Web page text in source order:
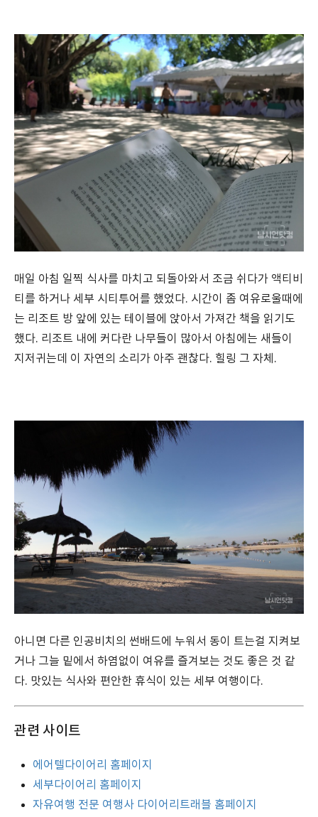
매일 아침 일찍 식사를 마치고 되돌아와서 조금 쉬다가 액티비
티를 하거나 세부 시티투어를 했었다. 시간이 좀 여유로울때에
는 리조트 방 앞에 있는 테이블에 앉아서 가져간 책을 읽기도
했다. 리조트 내에 커다란 나무들이 많아서 아침에는 새들이
지저귀는데 이 자연의 소리가 아주 괜찮다. 힐링 그 자체.
아니면 다른 인공비치의 썬배드에 누워서 동이 트는걸 지켜보
거나 그늘 밑에서 하염없이 여유를 즐겨보는 것도 좋은 것 같
다. 맛있는 식사와 편안한 휴식이 있는 세부 여행이다.
관련 사이트
에어텔다이어리 홈페이지
세부다이어리 홈페이지
자유여행 전문 여행사 다이어리트래블 홈페이지